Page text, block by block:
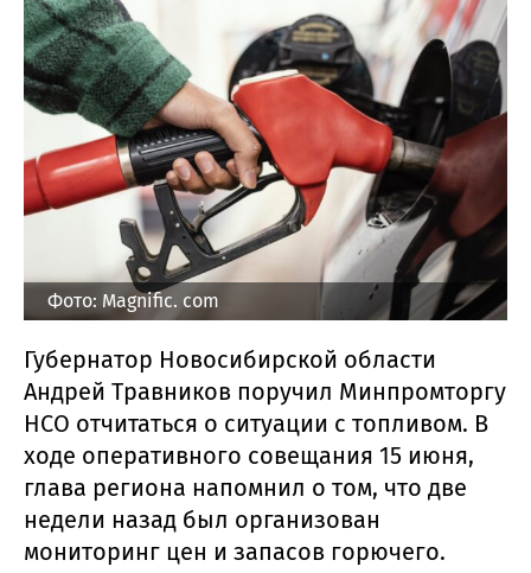
Фото: Magnific. com
Губернатор Новосибирской области
Андрей Травников поручил Минпромторгу
НСО отчитаться о ситуации с топливом. В
ходе оперативного совещания 15 июня,
глава региона напомнил о том, что две
недели назад был организован
мониторинг цен и запасов горючего.